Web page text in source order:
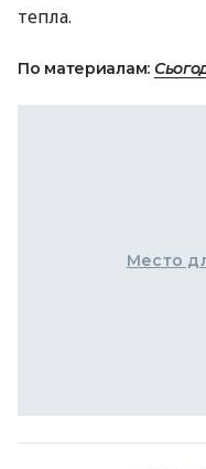
тепла.
По материалам:
Место